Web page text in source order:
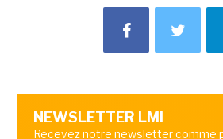
NEWSLETTER LMI
Recevez notre newsletter comme